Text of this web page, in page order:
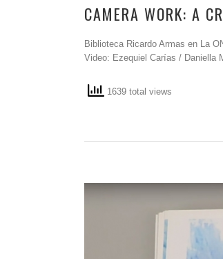
CAMERA WORK: A
Biblioteca Ricardo Armas en La
Video: Ezequiel Carías / Daniella
1639 total views